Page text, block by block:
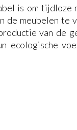
is om tijdloze
de meubelen
van de
ecologische